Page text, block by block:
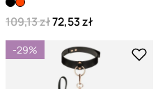
109,13 zł72,53 zł
-29%